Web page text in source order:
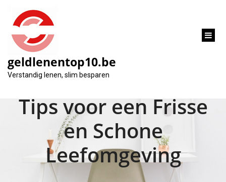
gaan
geldlenentop10.be
Verstandig lenen, slim besparen
Opkuis Appartement:
Tips voor een Frisse
en Schone
Leefomgeving